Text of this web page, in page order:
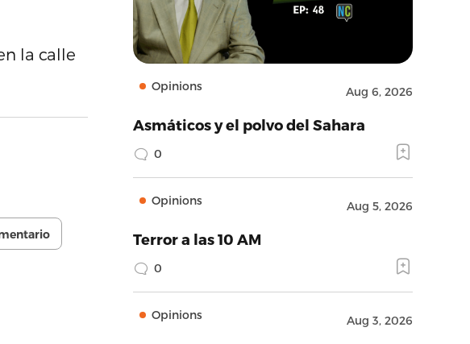
la calle
Opinions Aug 6, 2026
Asmáticos y el polvo del Sahara
0
Opinions Aug 5, 2026
Terror a las 10 AM
0
Opinions Aug 3, 2026